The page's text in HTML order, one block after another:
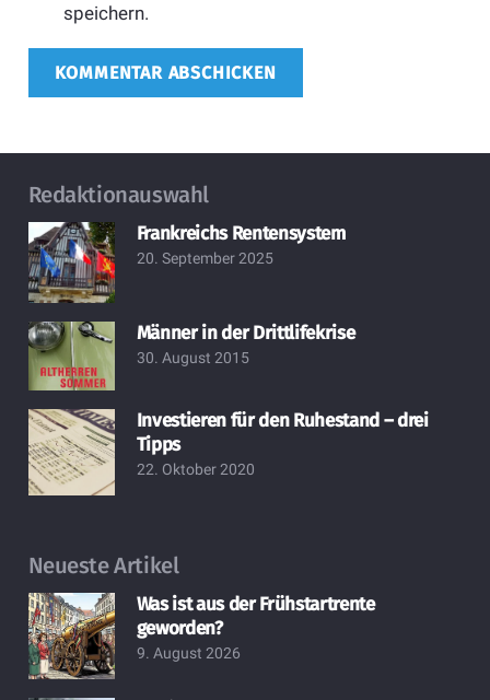
speichern.
KOMMENTAR ABSCHICKEN
Redaktionauswahl
Frankreichs Rentensystem
20. September 2025
Männer in der Drittlifekrise
30. August 2015
Investieren für den Ruhestand – drei
Tipps
22. Oktober 2020
Neueste Artikel
Was ist aus der Frühstartrente
geworden?
9. August 2026